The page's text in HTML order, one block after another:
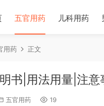
五官用药 儿科用药
用药 正文
书|用法用量|注意
五官用药 19